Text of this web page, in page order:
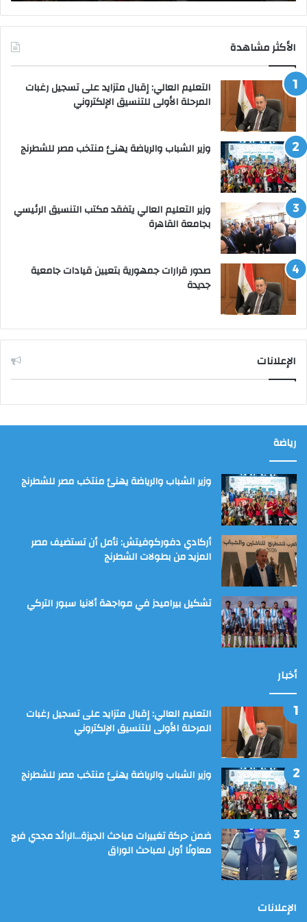
الأكثر مشاهدة
التعليم العالي: إقبال متزايد على تسجيل رغبات
المرحلة الأولى للتنسيق الإلكتروني
وزير الشباب والرياضة يهنئ منتخب مصر للشطرنج
وزير التعليم العالي يتفقد مكتب التنسيق الرئيسي
بجامعة القاهرة
صدور قرارات جمهورية بتعيين قيادات جامعية
جديدة
الإعلانات
رياضة
وزير الشباب والرياضة يهنئ منتخب مصر للشطرنج
أركادي دفوركوفيتش: نأمل أن تستضيف مصر
المزيد من بطولات الشطرنج
تشكيل بيراميدز في مواجهة ألانيا سبور التركي
أخبار
التعليم العالي: إقبال متزايد على تسجيل رغبات
المرحلة الأولى للتنسيق الإلكتروني
وزير الشباب والرياضة يهنئ منتخب مصر للشطرنج
ضمن حركة تغييرات مباحث الجيزة…الرائد مجدي فرج
معاونًا أول لمباحث الوراق
الإعلانات